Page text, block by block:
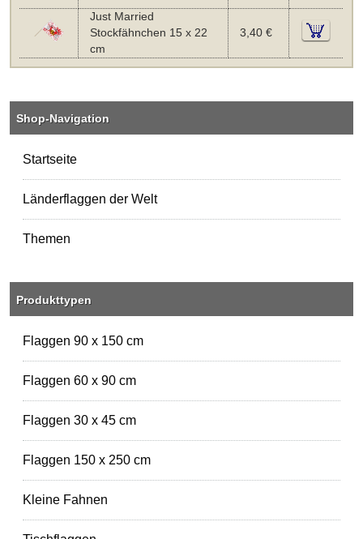
Just Married
Stockfähnchen 15 x 22
cm
3,40 €
Shop-Navigation
Startseite
Länderflaggen der Welt
Themen
Produkttypen
Flaggen 90 x 150 cm
Flaggen 60 x 90 cm
Flaggen 30 x 45 cm
Flaggen 150 x 250 cm
Kleine Fahnen